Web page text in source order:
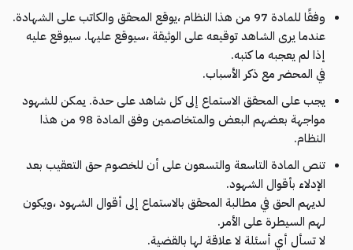
وفقًا للمادة 97 من هذا النظام ،يوقع المحقق والكاتب على الشهادة.
عندما يرى الشاهد توقيعه على الوثيقة ،سيوقع عليها. سيوقع عليه
إذا لم يعجبه ما كتبه.
في المحضر مع ذكر الأسباب.
يجب على المحقق الاستماع إلى كل شاهد على حدة. يمكن للشهود
مواجهة بعضهم البعض والمتخاصمين وفق المادة 98 من هذا
النظام.
تنص المادة التاسعة والتسعون على أن للخصوم حق التعقيب بعد
الإدلاء بأقوال الشهود.
لديهم الحق في مطالبة المحقق بالاستماع إلى أقوال الشهود ،ويكون
لهم السيطرة على الأمر.
لا تسأل أي أسئلة لا علاقة لها بالقضية.